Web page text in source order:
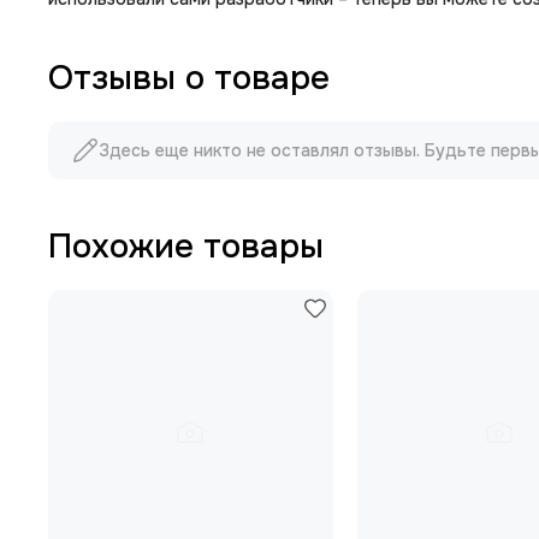
Отзывы о товаре
Здесь еще никто не оставлял отзывы. Будьте
Похожие товары